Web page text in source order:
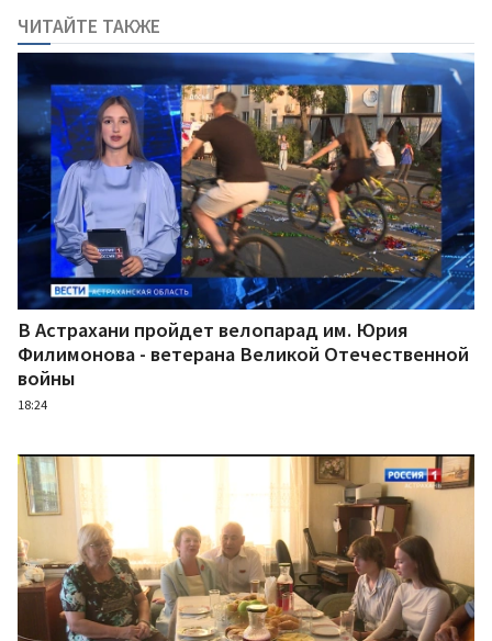
ЧИТАЙТЕ ТАКЖЕ
В Астрахани пройдет велопарад им. Юрия
Филимонова - ветерана Великой Отечественной
войны
18:24